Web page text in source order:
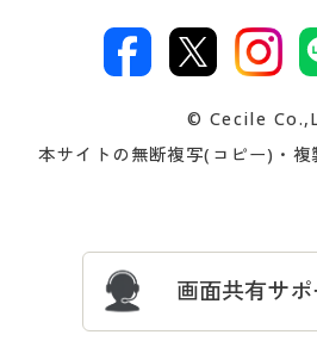
著作権・商標について 会
プレゼント＆キャンペーン サ
交換・返品は お
ついて
忘
© Cecile
本サイトの無断複写(コピー)・複
画面共有サポ